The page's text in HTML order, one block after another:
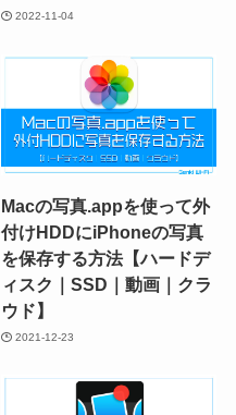
2022-11-04
Macの写真.appを使って外
付けHDDにiPhoneの写真
を保存する方法【ハードデ
ィスク｜SSD｜動画｜クラ
ウド】
2021-12-23